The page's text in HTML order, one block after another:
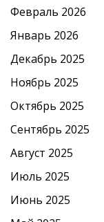
Февраль 2026
Январь 2026
Декабрь 2025
Ноябрь 2025
Октябрь 2025
Сентябрь 2025
Август 2025
Июль 2025
Июнь 2025